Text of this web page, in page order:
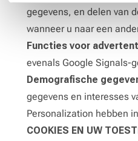
gegevens, en delen van
wanneer u naar een
Functies voor
evenals Google Signals-
Demografische
gegevens en interesses
Personalization hebben
COOKIES EN UW